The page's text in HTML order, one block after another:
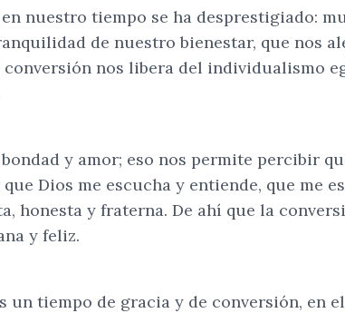
en nuestro tiempo se ha desprestigiado:
de nuestro bienestar, que nos
nos libera del individualismo
y amor; eso nos permite percibir
Dios me escucha y entiende, que me
honesta y fraterna. De ahí que la
y feliz.
un tiempo de gracia y de conversión, en